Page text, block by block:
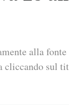
alla
cliccando sul